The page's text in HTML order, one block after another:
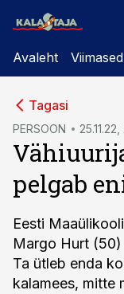
Avaleht Viimased
Tagasi
PERSOON
pelgab
Eesti
Margo Hurt
Ta ütleb enda
kalamees, mitte